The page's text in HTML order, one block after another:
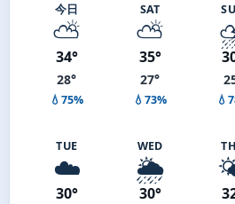
今日
⛅
34°
28°
💧75%
SAT
⛅
35°
27°
💧73%
TUE
☁️
30°
WED
🌦️
30°